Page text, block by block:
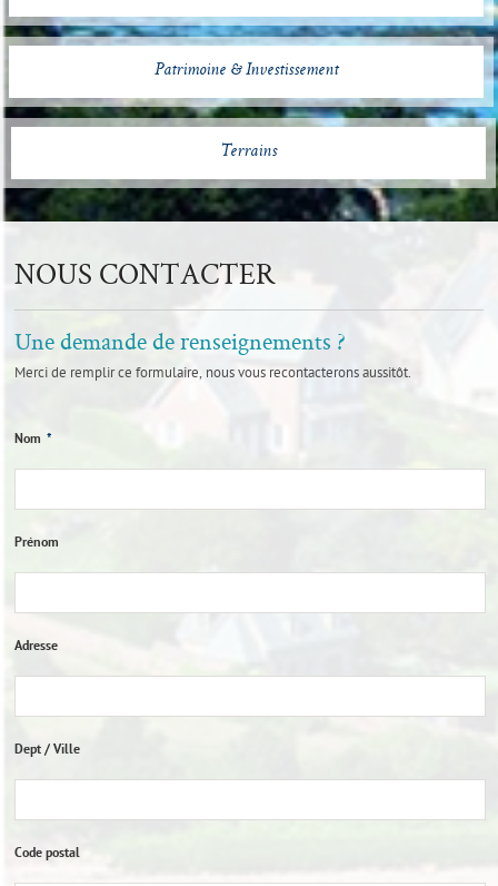
Patrimoine & Investissement
Terrains
NOUS CONTACTER
Une demande de renseignements ?
Merci de remplir ce formulaire, nous vous recontacterons aussitôt.
Nom *
Prénom
Adresse
Dept / Ville
Code postal